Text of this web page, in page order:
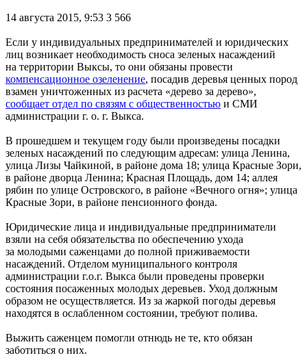
14 августа 2015, 9:53 3 566
Если у индивидуальных предпринимателей и юридических
лиц возникает необходимость сноса зеленых насаждений
на территории Выксы, то они обязаны провести
компенсационное озеленение, посадив деревья ценных пород
взамен уничтоженных из расчета «дерево за дерево»,
сообщает отдел по связям с общественностью и СМИ
администрации г. о. г. Выкса.
В прошедшем и текущем году были произведены посадки
зеленых насаждений по следующим адресам: улица Ленина,
улица Лизы Чайкиной, в районе дома 18; улица Красные Зори,
в районе дворца Ленина; Красная Площадь, дом 14; аллея
рябин по улице Островского, в районе «Вечного огня»; улица
Красные Зори, в районе пенсионного фонда.
Юридические лица и индивидуальные предприниматели
взяли на себя обязательства по обеспечению ухода
за молодыми саженцами до полной приживаемости
насаждений. Отделом муниципального контроля
администрации г.о.г. Выкса были проведены проверки
состояния посаженных молодых деревьев. Уход должным
образом не осуществляется. Из за жаркой погоды деревья
находятся в ослабленном состоянии, требуют полива.
Выжить саженцем помогли отнюдь не те, кто обязан
заботиться о них.